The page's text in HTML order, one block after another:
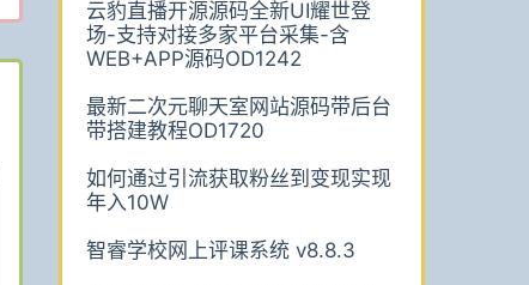
云豹直播开源源码全新UI耀世登
场-支持对接多家平台采集-含
WEB+APP源码OD1242
最新二次元聊天室网站源码带后台
带搭建教程OD1720
如何通过引流获取粉丝到变现实现
年入10W
智睿学校网上评课系统 v8.8.3